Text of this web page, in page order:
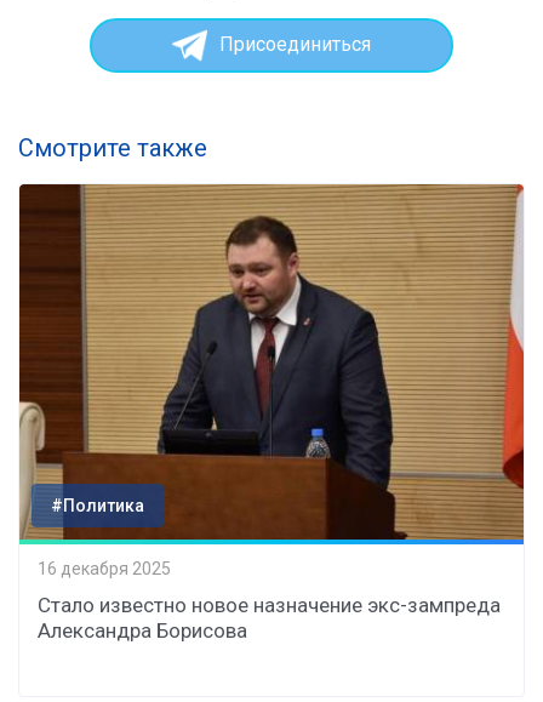
Присоединиться
Смотрите также
#Политика
16 декабря 2025
Стало известно новое назначение экс-зампреда
Александра Борисова